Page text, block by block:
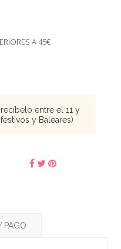
A 45€
entre el 11 y
y Baleares)
PAGO